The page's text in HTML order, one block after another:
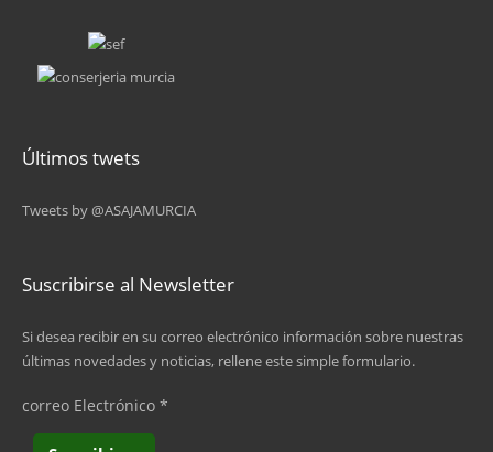
Últimos twets
Tweets by @ASAJAMURCIA
Suscribirse al Newsletter
Si desea recibir en su correo electrónico información sobre nuestras
últimas novedades y noticias, rellene este simple formulario.
correo Electrónico *